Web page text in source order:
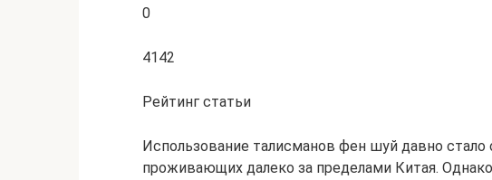
0
4142
Рейтинг статьи
Использование талисманов фен шуй давно
проживающих далеко за пределами Китая.